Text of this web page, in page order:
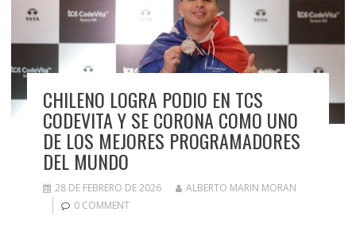
CHILENO LOGRA PODIO EN TCS
CODEVITA Y SE CORONA COMO UNO
DE LOS MEJORES PROGRAMADORES
DEL MUNDO
28 DE FEBRERO DE 2026
ALBERTO MARIN MORAN
0 COMMENT